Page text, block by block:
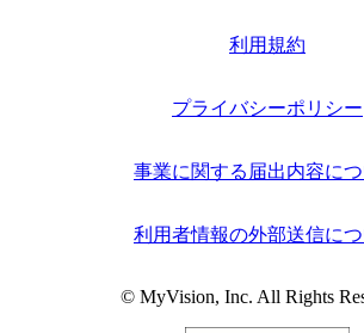
利用規約
プライバシーポリシー
事業に関する届出内容に
利用者情報の外部送信に
© MyVision, Inc. All Rights